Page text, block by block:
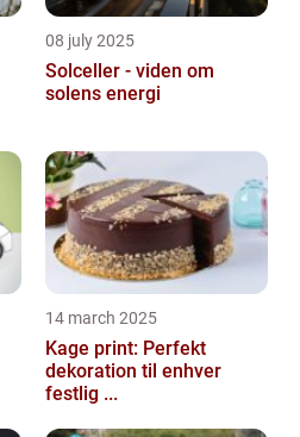
08 july 2025
Solceller - viden om
solens energi
14 march 2025
Kage print: Perfekt
dekoration til enhver
festlig ...